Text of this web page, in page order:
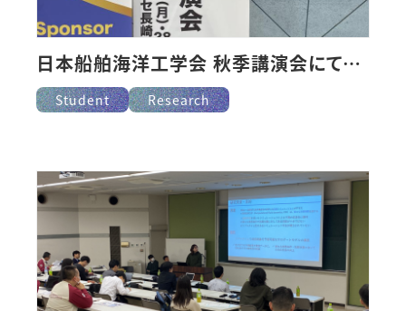
Student Research
日本船舶海洋工学会 秋季講演会にて講演